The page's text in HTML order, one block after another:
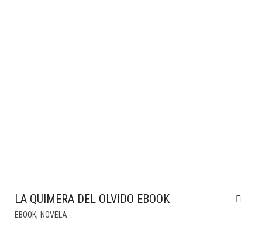
LA QUIMERA DEL OLVIDO EBOOK
EBOOK, NOVELA